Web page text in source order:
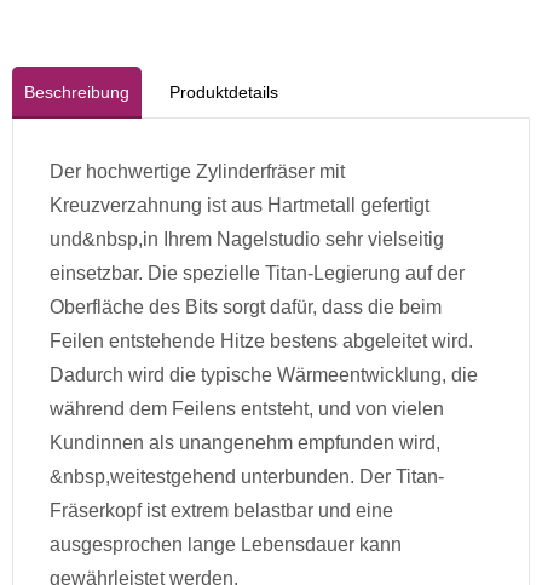
Beschreibung Produktdetails
Der hochwertige Zylinderfräser mit
Kreuzverzahnung ist aus Hartmetall gefertigt
und&nbsp,in Ihrem Nagelstudio sehr vielseitig
einsetzbar. Die spezielle Titan-Legierung auf der
Oberfläche des Bits sorgt dafür, dass die beim
Feilen entstehende Hitze bestens abgeleitet wird.
Dadurch wird die typische Wärmeentwicklung, die
während dem Feilens entsteht, und von vielen
Kundinnen als unangenehm empfunden wird,
&nbsp,weitestgehend unterbunden. Der Titan-
Fräserkopf ist extrem belastbar und eine
ausgesprochen lange Lebensdauer kann
gewährleistet werden.